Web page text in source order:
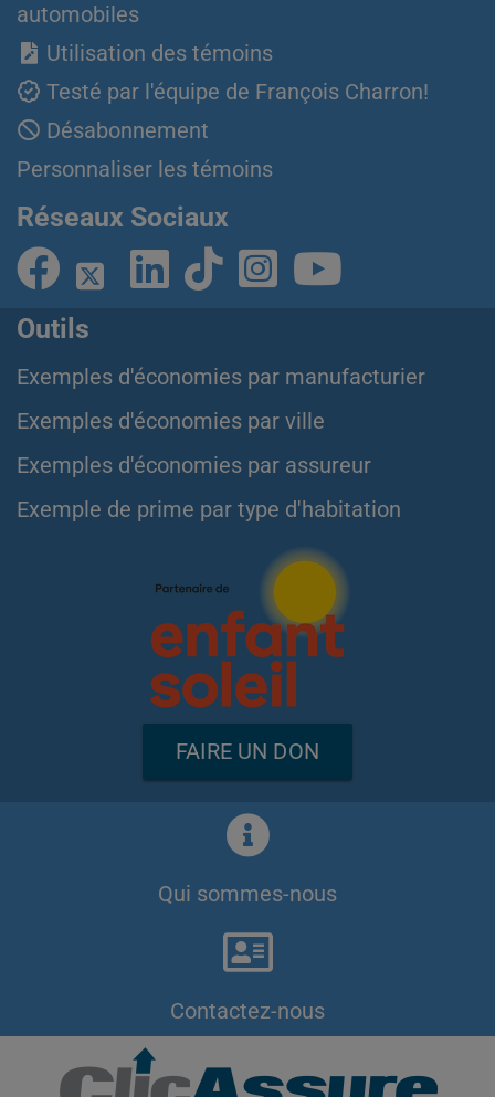
automobiles
Utilisation des témoins
Testé par l'équipe de François Charron!
Désabonnement
Personnaliser les témoins
Réseaux Sociaux
Outils
Exemples d'économies par manufacturier
Exemples d'économies par ville
Exemples d'économies par assureur
Exemple de prime par type d'habitation
FAIRE UN DON
Qui sommes-nous
Contactez-nous